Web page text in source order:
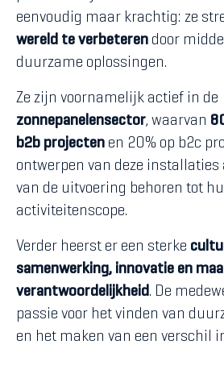
eenvoudig maar krachtig: ze
wereld te verbeteren door
duurzame oplossingen.
Ze zijn voornamelijk actief in de
zonnepanelensector, waarvan
b2b projecten en 20% op b2c
ontwerpen van deze installaties
van de uitvoering behoren tot
activiteitenscope.
Verder heerst er een sterke
samenwerking, innovatie en
verantwoordelijkheid. De
passie voor het vinden van
en het maken van een verschil